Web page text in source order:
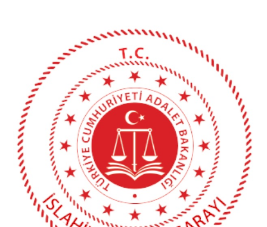
Adalet Komisyonu Başkanı
Komisyon Heyeti
MAHKEMELER
Ağır Ceza Mahkemesi
1. Asliye Ceza Mahkemesi
2. Asliye Ceza Mahkemesi
3. Asliye Ceza Mahkemesi
4. Asliye Ceza Mahkemesi
1. Asliye Hukuk Mahkemesi
2. Asliye Hukuk Mahkemesi
3. Asliye Hukuk Mahkemesi